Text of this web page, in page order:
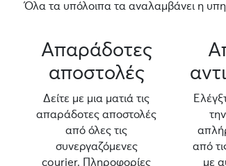
Όλα τα υπόλοιπα τα αναλαμβάνει η
Απαράδοτες
αποστολές
Δείτε με μια ματιά τις
απαράδοτες αποστολές
από όλες τις
συνεργαζόμενες
courier. Πληροφορίες
από
με